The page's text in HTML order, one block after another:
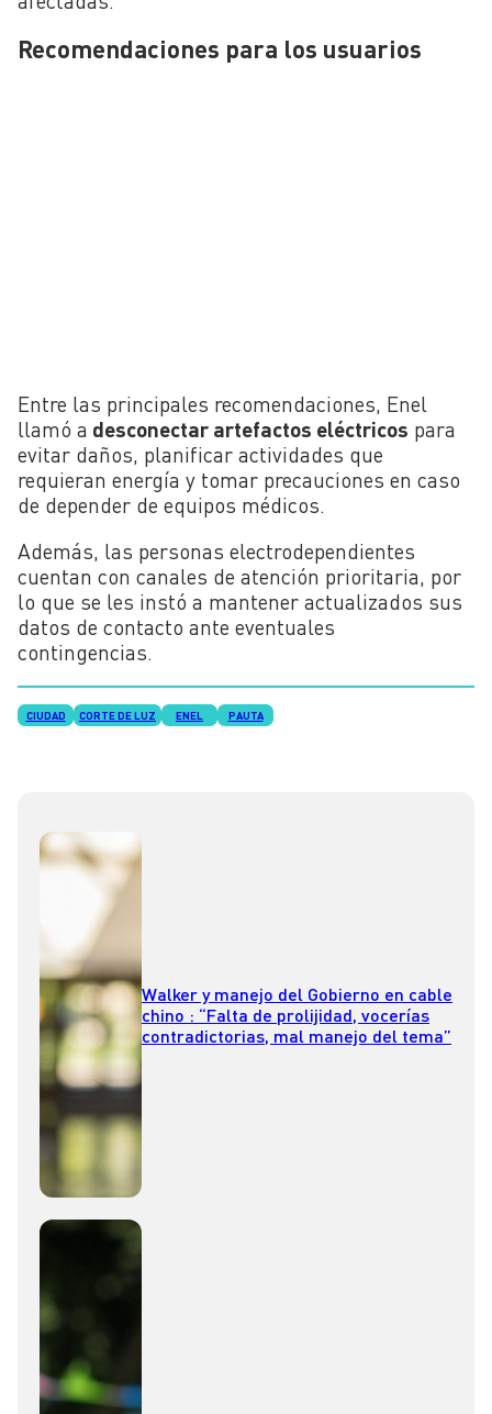
Recomendaciones para los usuarios
Entre las principales recomendaciones, Enel
llamó a desconectar artefactos eléctricos para
evitar daños, planificar actividades que
requieran energía y tomar precauciones en caso
de depender de equipos médicos.
Además, las personas electrodependientes
cuentan con canales de atención prioritaria, por
lo que se les instó a mantener actualizados sus
datos de contacto ante eventuales
contingencias.
CIUDAD CORTE DE LUZ ENEL PAUTA
Walker y manejo del Gobierno en cable
chino : “Falta de prolijidad, vocerías
contradictorias, mal manejo del tema”